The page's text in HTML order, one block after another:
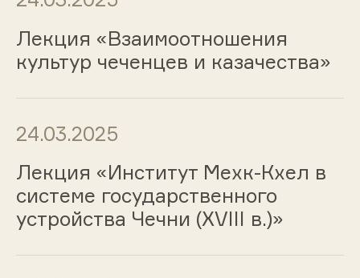
Лекция «Взаимоотношения
культур чеченцев и казачества»
24.03.2025
Лекция «Институт Мехк-Кхел в
системе государственного
устройства Чечни (XVIII в.)»